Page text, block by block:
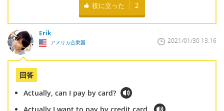
役に立った 2
Erik
アメリカ合衆国 2021/01/30 13:16
回答
Actually, can I pay by card?